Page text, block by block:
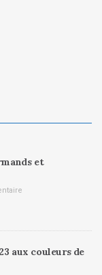
et
aux couleurs de